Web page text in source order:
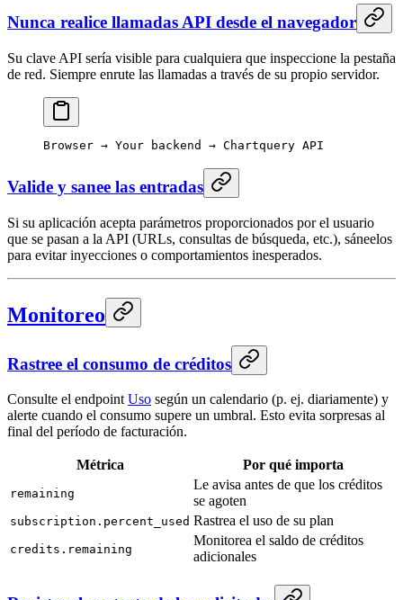
Nunca realice llamadas API desde el navegador
Su clave API sería visible para cualquiera que inspeccione la pestaña
de red. Siempre enrute las llamadas a través de su propio servidor.
Browser → Your backend → Chartquery API
Valide y sanee las entradas
Si su aplicación acepta parámetros proporcionados por el usuario
que se pasan a la API (URLs, consultas de búsqueda, etc.), sáneelos
para evitar inyecciones o comportamientos inesperados.
Monitoreo
Rastree el consumo de créditos
Consulte el endpointUso según un calendario (p. ej. diariamente) y
alerte cuando el consumo supere un umbral. Esto evita sorpresas al
final del período de facturación.
Métrica Por qué importa
remaining
Le avisa antes de que los créditos
se agoten
subscription.percent_used Rastrea el uso de su plan
credits.remaining
Monitorea el saldo de créditos
adicionales